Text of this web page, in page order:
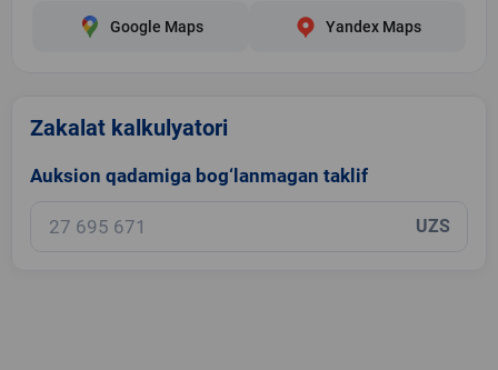
Google Maps Yandex Maps
Zakalat kalkulyatori
Auksion qadamiga bog‘lanmagan taklif
UZS